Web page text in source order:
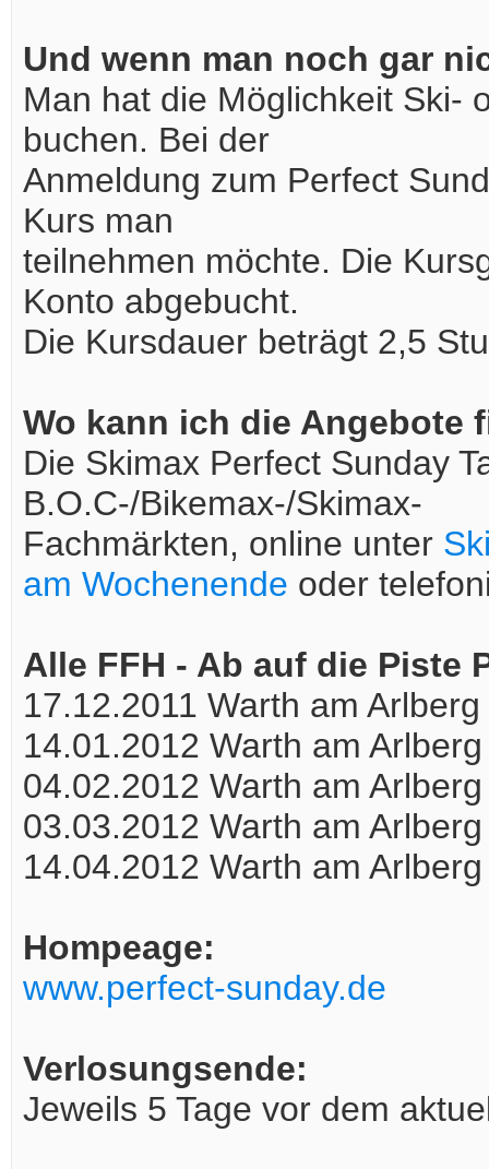
Und wenn man noch gar
Man hat die Möglichkeit Ski-
buchen. Bei der
Anmeldung zum Perfect
Kurs man
teilnehmen möchte. Die
Konto abgebucht.
Die Kursdauer beträgt 2,5
Wo kann ich die Angebote
Die Skimax Perfect Sunday
B.O.C-/Bikemax-/Skimax-
Fachmärkten, online unter
am Wochenende oder
Alle FFH - Ab auf die Piste
17.12.2011 Warth am Arlberg
14.01.2012 Warth am Arlberg
04.02.2012 Warth am Arlberg
03.03.2012 Warth am Arlberg
14.04.2012 Warth am Arlberg
Hompeage:
www.perfect-sunday.de
Verlosungsende:
Jeweils 5 Tage vor dem